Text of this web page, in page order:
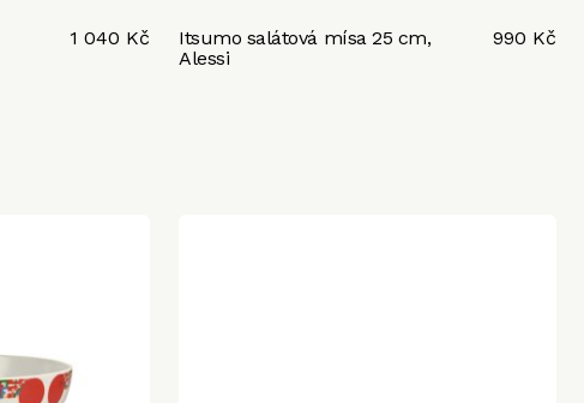
1 040 Kč
Itsumo salátová mísa 25 cm,
Alessi
990 Kč